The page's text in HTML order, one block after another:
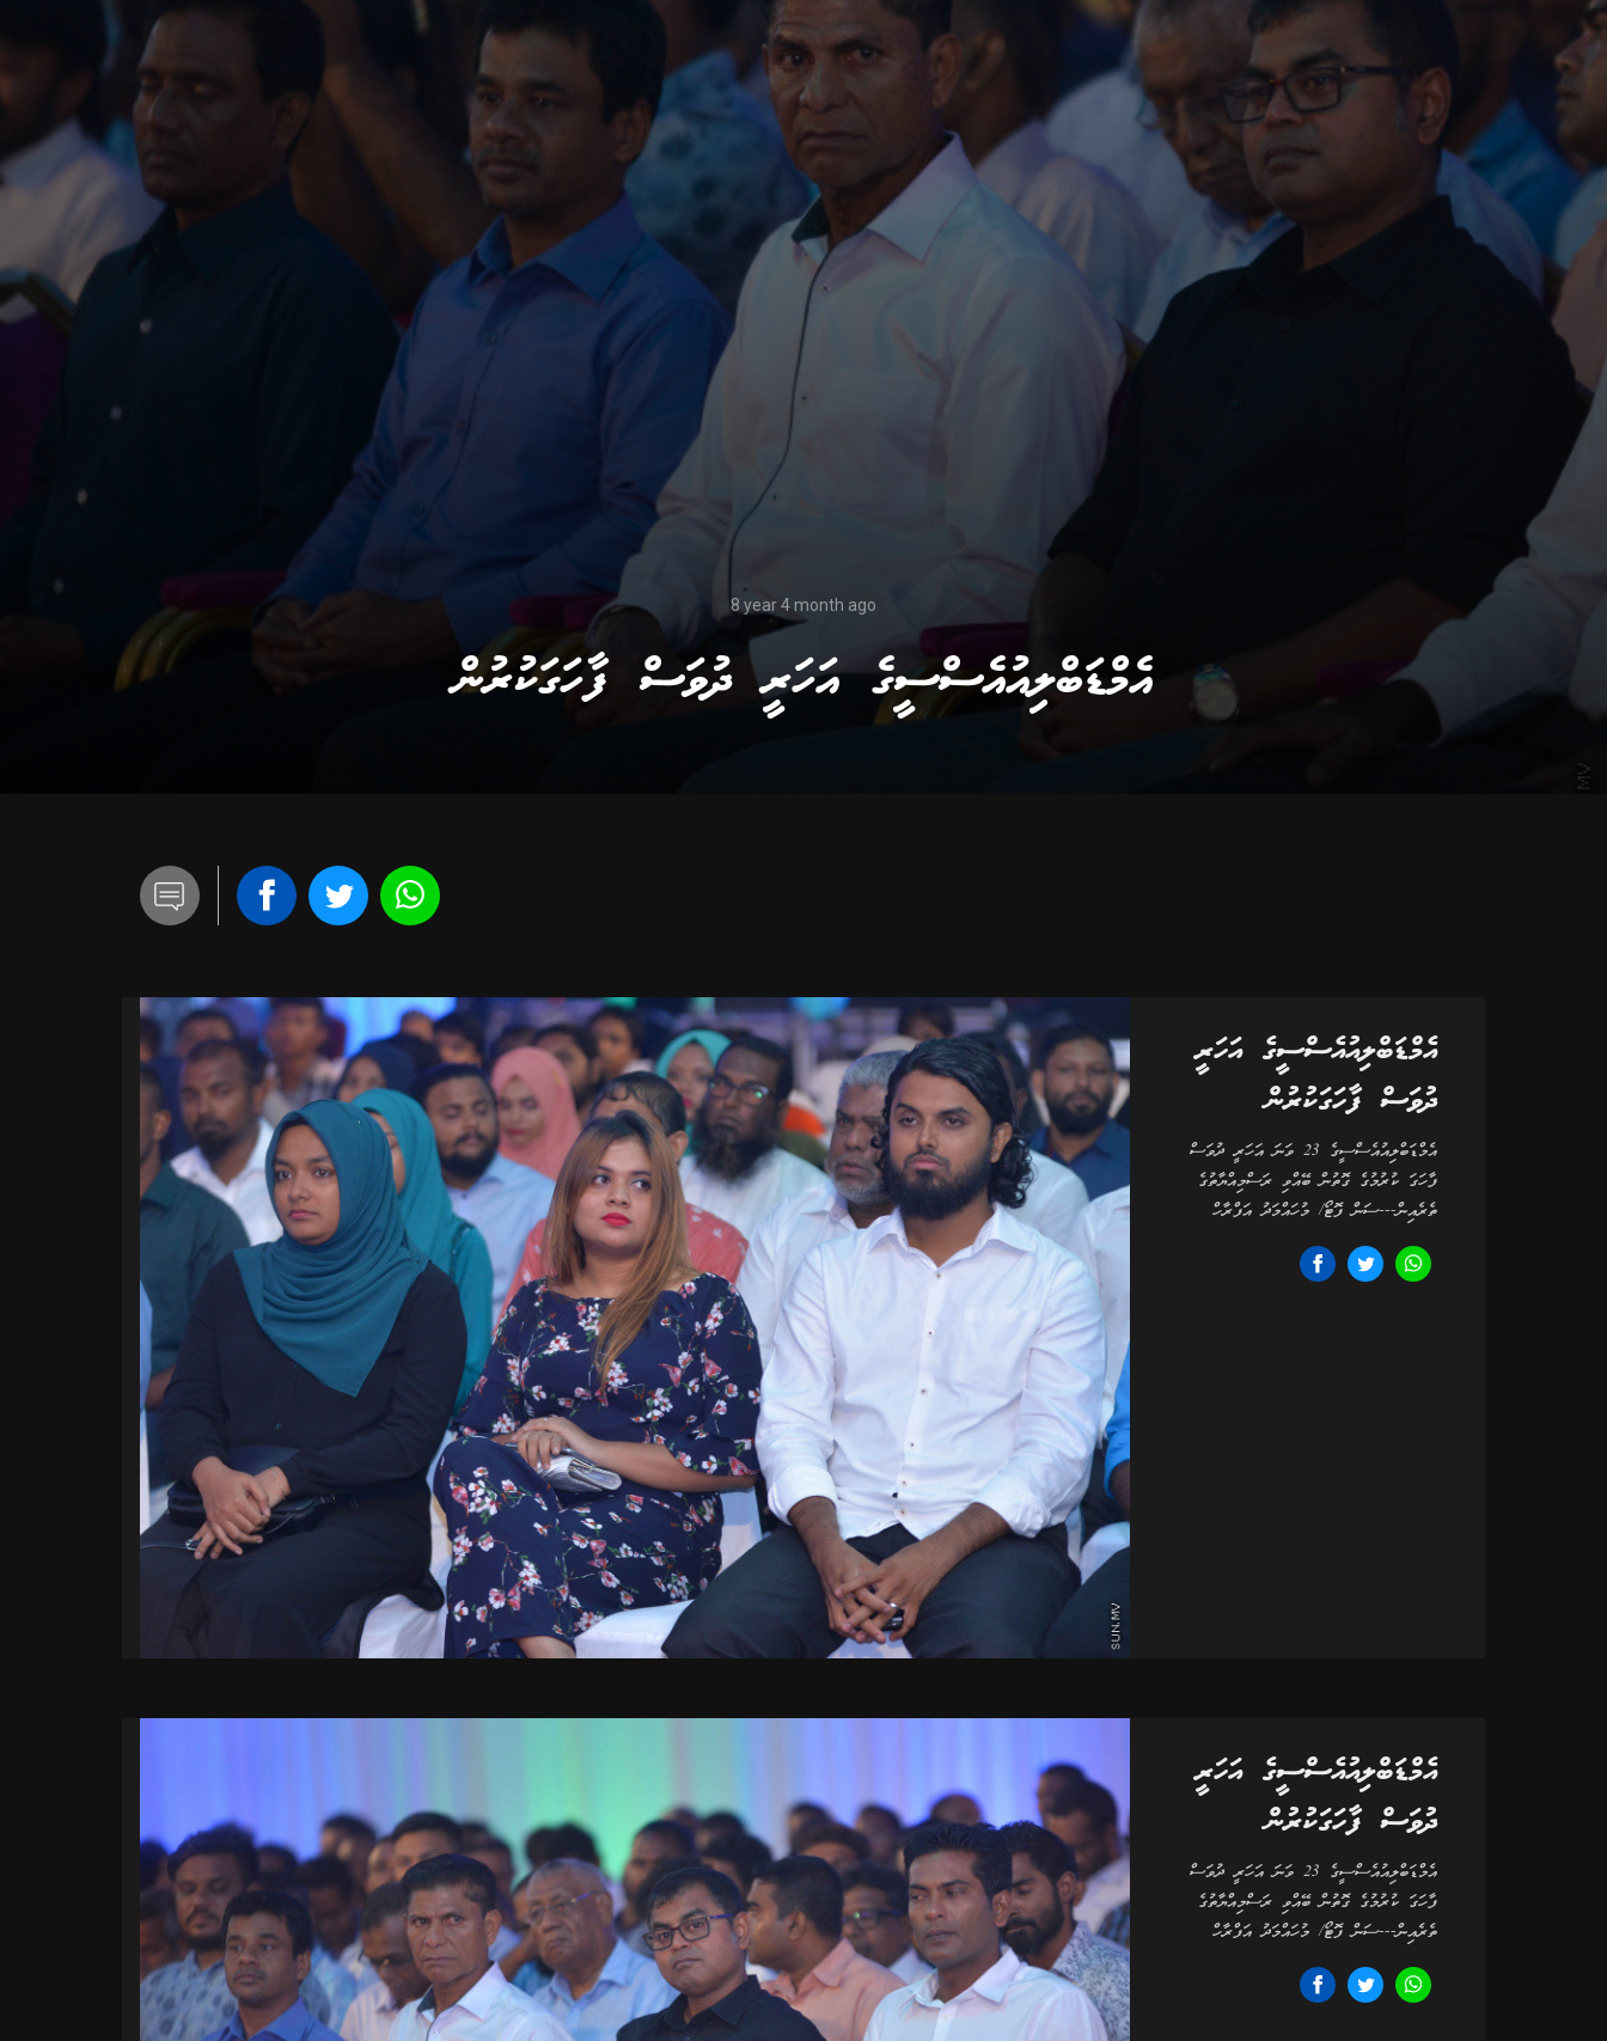
8 year 4 month ago
އެމްޑަބްލިއުއެސްސީގެ އަހަރީ ދުވަސް ފާހަގަކުރުން
އެމްޑަބްލިއުއެސްސީގެ އަހަރީ
ދުވަސް ފާހަގަކުރުން
އެމްޑަބްލިއުއެސްސީގެ 23 ވަނަ އަހަރީ ދުވަސް
ފާހަގަ ކުރުމުގެ ގޮތުން ބޭއްވި ރަސްމިއްޔާތުގެ
ތެރެއިން---ސަން ފޮޓޯ/ މުހައްމަދު އަފްރާހް
އެމްޑަބްލިއުއެސްސީގެ އަހަރީ
ދުވަސް ފާހަގަކުރުން
އެމްޑަބްލިއުއެސްސީގެ 23 ވަނަ އަހަރީ ދުވަސް
ފާހަގަ ކުރުމުގެ ގޮތުން ބޭއްވި ރަސްމިއްޔާތުގެ
ތެރެއިން---ސަން ފޮޓޯ/ މުހައްމަދު އަފްރާހް